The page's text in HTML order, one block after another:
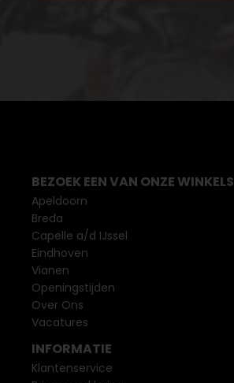
BEZOEK EEN VAN ONZE WINKELS
Apeldoorn
Breda
Capelle a/d IJssel
Eindhoven
Vianen
Openingstijden
Over Ons
Vacatures
INFORMATIE
Klantenservice